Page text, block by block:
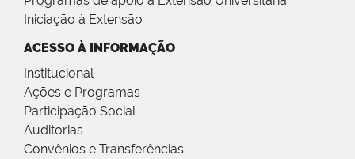
Iniciação à Extensão
ACESSO À INFORMAÇÃO
Institucional
Ações e Programas
Participação Social
Auditorias
Convênios e Transferências